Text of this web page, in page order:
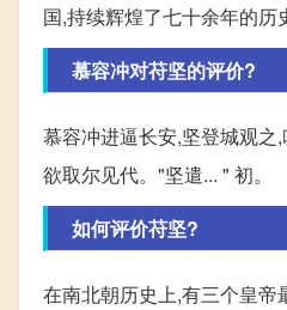
国,持续辉煌了七十余年的历
慕容冲对苻坚的评价?
慕容冲进逼长安,坚登城观之
欲取尔见代。"坚遣... " 初。
如何评价苻坚?
在南北朝历史上,有三个皇